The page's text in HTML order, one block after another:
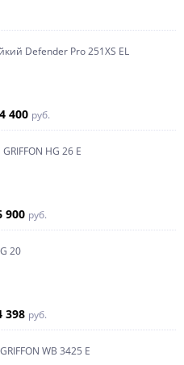
Defender Pro 251XS EL
400 руб.
HG 26 E
900 руб.
20
398 руб.
WB 3425 E